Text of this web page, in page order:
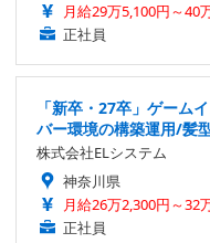
月給29万5,100円～40
正社員
「新卒・27卒」ゲーム
バー環境の構築運用/髪
株式会社ELシステム
神奈川県
月給26万2,300円～32
正社員